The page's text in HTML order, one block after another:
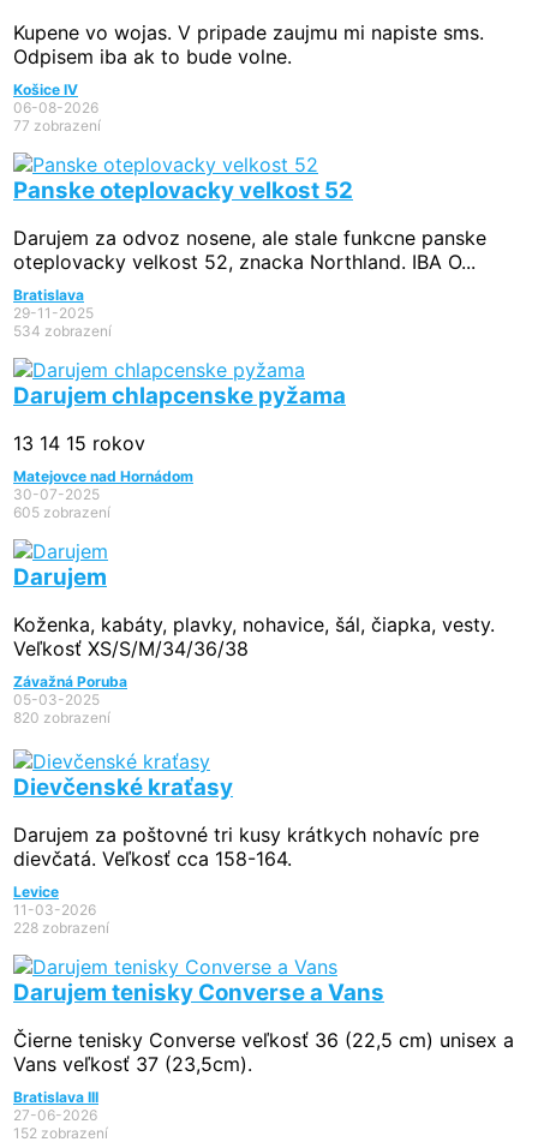
Kupene vo wojas. V pripade zaujmu mi napiste sms.
Odpisem iba ak to bude volne.
Košice IV
06-08-2026
77 zobrazení
Panske oteplovacky velkost 52
Darujem za odvoz nosene, ale stale funkcne panske
oteplovacky velkost 52, znacka Northland. IBA O...
Bratislava
29-11-2025
534 zobrazení
Darujem chlapcenske pyžama
13 14 15 rokov
Matejovce nad Hornádom
30-07-2025
605 zobrazení
Darujem
Koženka, kabáty, plavky, nohavice, šál, čiapka, vesty.
Veľkosť XS/S/M/34/36/38
Závažná Poruba
05-03-2025
820 zobrazení
Dievčenské kraťasy
Darujem za poštovné tri kusy krátkych nohavíc pre
dievčatá. Veľkosť cca 158-164.
Levice
11-03-2026
228 zobrazení
Darujem tenisky Converse a Vans
Čierne tenisky Converse veľkosť 36 (22,5 cm) unisex a
Vans veľkosť 37 (23,5cm).
Bratislava III
27-06-2026
152 zobrazení